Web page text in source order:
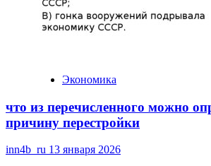
Экономика
что из перечисленного можно
причину перестройки
inn4b_ru 13 января 2026